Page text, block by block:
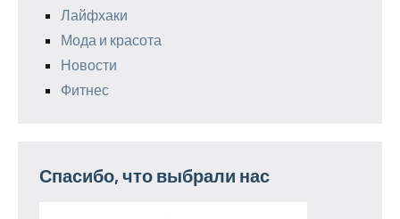
Лайфхаки
Мода и красота
Новости
Фитнес
Спасибо, что выбрали нас